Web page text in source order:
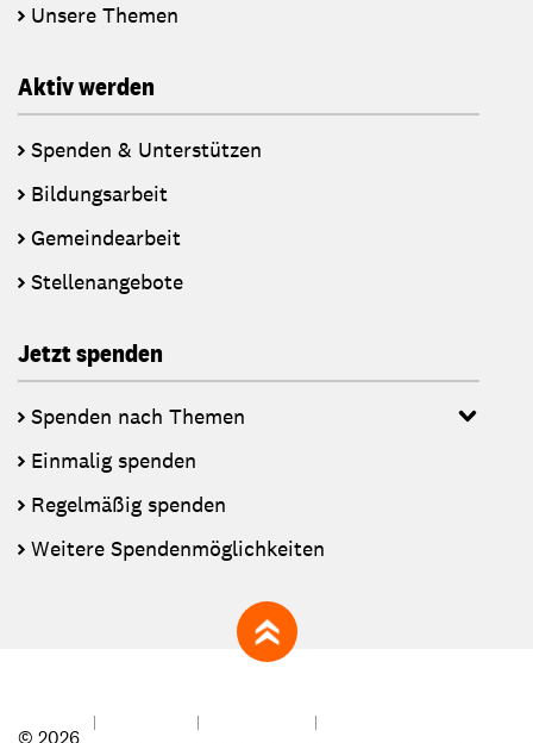
Unsere Themen
Aktiv werden
Spenden & Unterstützen
Bildungsarbeit
Gemeindearbeit
Stellenangebote
Jetzt spenden
Spenden nach Themen
Einmalig spenden
Regelmäßig spenden
Weitere Spendenmöglichkeiten
zum Seitenanfang